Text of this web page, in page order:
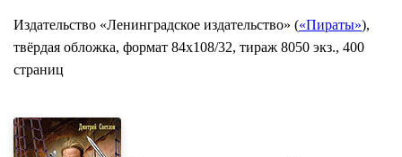
Издательство «Ленинградское издательство» («Пираты»),
твёрдая обложка, формат 84x108/32, тираж 8050 экз., 400
страниц